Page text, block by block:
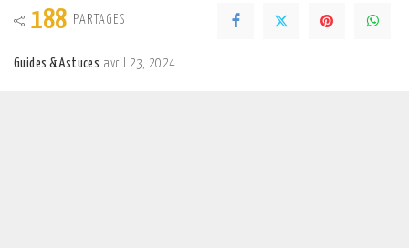
188 PARTAGES
Guides & Astuces avril 23, 2024